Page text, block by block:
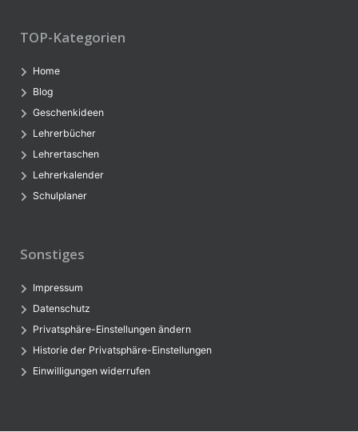
TOP-Kategorien
Home
Blog
Geschenkideen
Lehrerbücher
Lehrertaschen
Lehrerkalender
Schulplaner
Sonstiges
Impressum
Datenschutz
Privatsphäre-Einstellungen ändern
Historie der Privatsphäre-Einstellungen
Einwilligungen widerrufen